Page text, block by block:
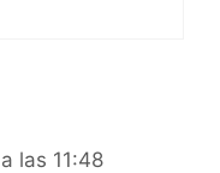
las 11:48